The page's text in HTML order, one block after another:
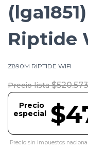
Riptide
Z890M RIPTIDE WIFI
Precio lista $520.573
Precio
especial
Precio sin impuestos